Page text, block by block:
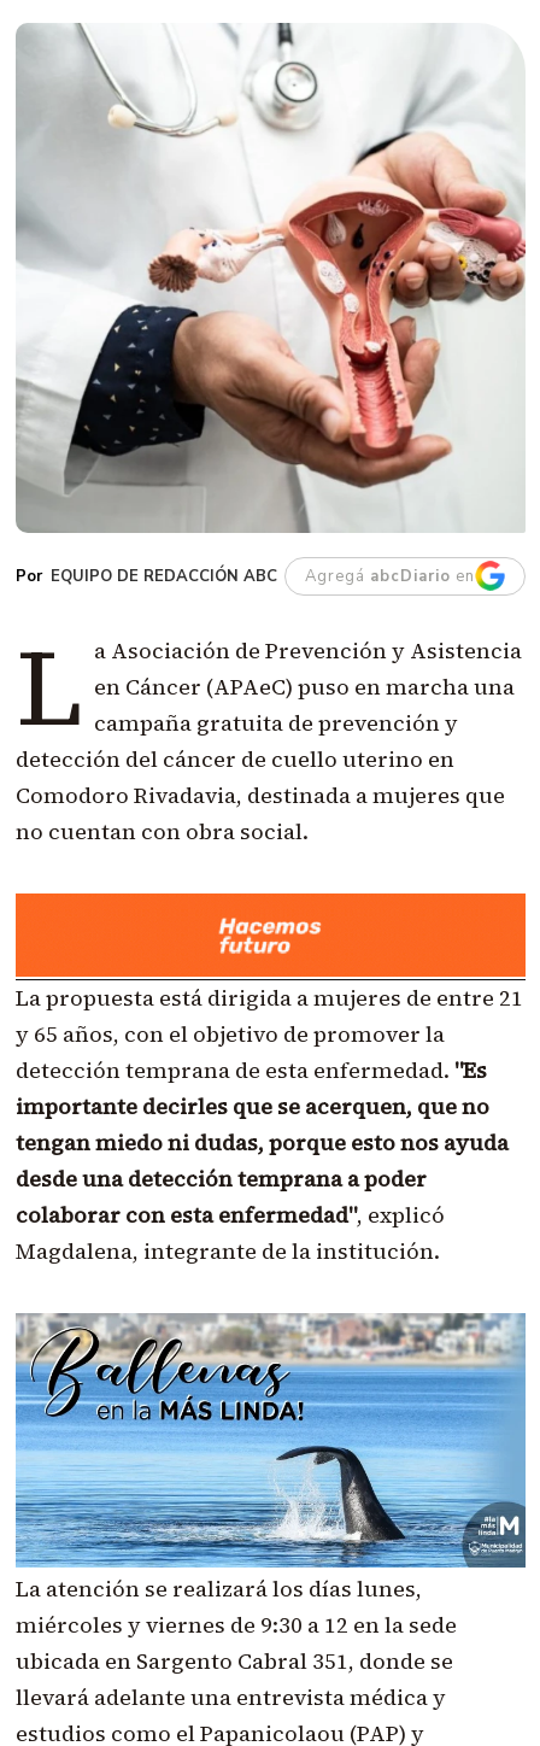
EQUIPO DE REDACCIÓN ABC Agregá abcDiario en
L a Asociación de Prevención y Asistencia
en Cáncer (APAeC) puso en marcha una
campaña gratuita de prevención y
detección del cáncer de cuello uterino en
Comodoro Rivadavia, destinada a mujeres que
no cuentan con obra social.
La propuesta está dirigida a mujeres de entre 21
y 65 años, con el objetivo de promover la
detección temprana de esta enfermedad. "Es
importante decirles que se acerquen, que no
tengan miedo ni dudas, porque esto nos ayuda
desde una detección temprana a poder
colaborar con esta enfermedad", explicó
Magdalena, integrante de la institución.
La atención se realizará los días lunes,
miércoles y viernes de 9:30 a 12 en la sede
ubicada en Sargento Cabral 351, donde se
llevará adelante una entrevista médica y
estudios como el Papanicolaou (PAP) y